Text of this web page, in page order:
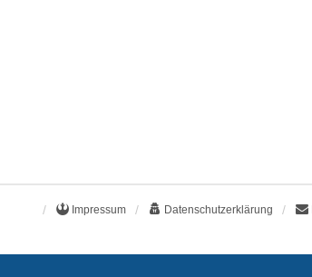
Impressum Datenschutzerklärung